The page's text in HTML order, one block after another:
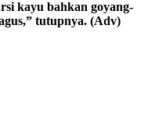
kayu bahkan goyang-
tutupnya. (Adv)